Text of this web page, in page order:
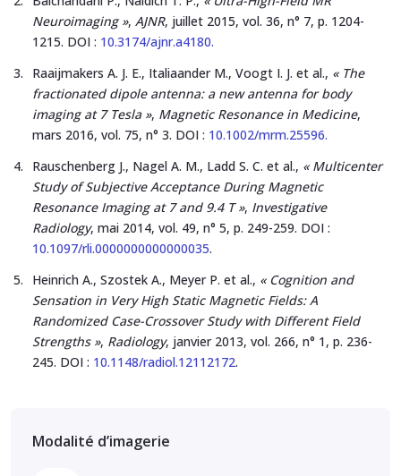
Neuroimaging », AJNR, juillet 2015, vol. 36, n° 7, p. 1204-
1215. DOI : 10.3174/ajnr.a4180.
Raaijmakers A. J. E., Italiaander M., Voogt I. J. et al., « The
fractionated dipole antenna: a new antenna for body
imaging at 7 Tesla », Magnetic Resonance in Medicine,
mars 2016, vol. 75, n° 3. DOI : 10.1002/mrm.25596.
Rauschenberg J., Nagel A. M., Ladd S. C. et al., « Multicenter
Study of Subjective Acceptance During Magnetic
Resonance Imaging at 7 and 9.4 T », Investigative
Radiology, mai 2014, vol. 49, n° 5, p. 249-259. DOI :
10.1097/rli.0000000000000035.
Heinrich A., Szostek A., Meyer P. et al., « Cognition and
Sensation in Very High Static Magnetic Fields: A
Randomized Case-Crossover Study with Different Field
Strengths », Radiology, janvier 2013, vol. 266, n° 1, p. 236-
245. DOI : 10.1148/radiol.12112172.
Modalité d’imagerie